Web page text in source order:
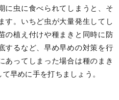
に虫に食べられてしまうと、そ
す。いちど虫が大量発生してし
の植え付けや種まきと同時に防
するなど、早め早めの対策を行
あってしまった場合は種のまき
早めに手を打ちましょう。